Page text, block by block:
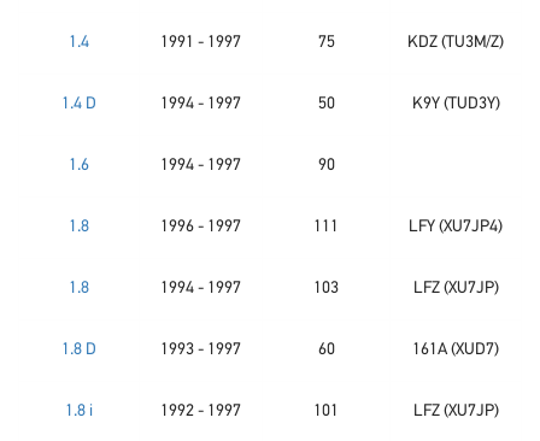
1.4 1991 - 1997 75 KDZ (TU3M/Z)
1.4 D 1994 - 1997 50 K9Y (TUD3Y)
1.6 1994 - 1997 90
1.8 1996 - 1997 111 LFY (XU7JP4)
1.8 1994 - 1997 103 LFZ (XU7JP)
1.8 D 1993 - 1997 60 161A (XUD7)
1.8 i 1992 - 1997 101 LFZ (XU7JP)